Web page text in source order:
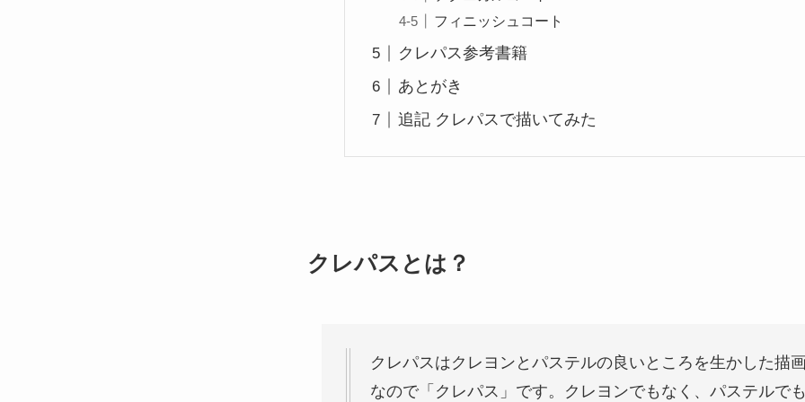
フィニッシュコート
クレパス参考書籍
あとがき
追記 クレパスで描いてみた
クレパスとは？
クレパスはクレヨンとパステルの良いところを生かした描
なので「クレパス」です。クレヨンでもなく、パステルで